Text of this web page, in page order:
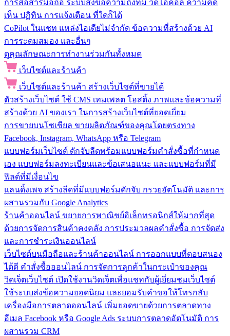
การสื่อสารมือถือ ระบบส่งข้อความถึงทีม วิดีโอคอล ความคิด
เห็น ปฏิทิน การแจ้งเตือน ที่ใดก็ได้
CoPilot ในแชท แหล่งไอเดียไม่จำกัด ข้อความที่สร้างด้วย AI
การระดมสมอง และอื่นๆ
ดูคุณลักษณะการทำงานร่วมกันทั้งหมด
เว็บไซต์และร้านค้า
เว็บไซต์และร้านค้า สร้างเว็บไซต์ที่ขายได้
ตัวสร้างเว็บไซต์ ใช้ CMS เทมเพลต โฮสติ้ง ภาพและข้อความที่
สร้างด้วย AI ของเรา ในการสร้างเว็บไซต์ที่ยอดเยี่ยม
การขายบนโซเชียล ขายผลิตภัณฑ์ของคุณโดยตรงทาง
Facebook, Instagram, WhatsApp หรือ Telegram
แบบฟอร์มเว็บไซต์ ดักจับลีดพร้อมแบบฟอร์มคำสั่งซื้อที่กำหนด
เอง แบบฟอร์มลงทะเบียนและข้อเสนอแนะ และแบบฟอร์มที่มี
ฟิลด์ที่มีเงื่อนไข
แลนดิ้งเพจ สร้างลีดที่มีแบบฟอร์มดักจับ กรวยอัตโนมัติ และการ
ผสานรวมกับ Google Analytics
ร้านค้าออนไลน์ ขยายการพาณิชย์อิเล็กทรอนิกส์ให้มากที่สุด
ด้วยการจัดการสินค้าคงคลัง การประมวลผลคำสั่งซื้อ การจัดส่ง
และการชำระเงินออนไลน์
เว็บไซต์บนมือถือและร้านค้าออนไลน์ การออกแบบที่ตอบสนอง
ได้ดี คำสั่งซื้อออนไลน์ การจัดการลูกค้าในกระเป๋าของคุณ
วิดเจ็ตเว็บไซต์ เปิดใช้งานวิดเจ็ตเพื่อแชทกับผู้เยี่ยมชมเว็บไซต์
ใช้ระบบส่งข้อความยอดนิยม และยอมรับคำขอให้โทรกลับ
เครื่องมือการตลาดออนไลน์ เพิ่มยอดขายด้วยการตลาดทาง
อีเมล Facebook หรือ Google Ads ระบบการตลาดอัตโนมัติ การ
ผสานรวม CRM